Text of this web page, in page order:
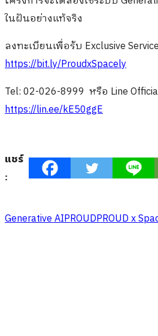
ในฝันอย่างแท้จริง
ลงทะเบียนเพื่อรับ Exclusive
https://bit.ly/ProudxSpacely
Tel: 02-026-8999 หรือ Line
https://lin.ee/kE50ggE
แชร์
:
Generative AIPROUDPROUD x